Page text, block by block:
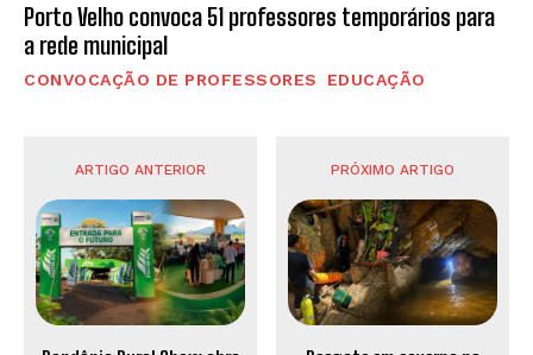
Porto Velho convoca 51 professores temporários para
a rede municipal
CONVOCAÇÃO DE PROFESSORES EDUCAÇÃO
ARTIGO ANTERIOR PRÓXIMO ARTIGO